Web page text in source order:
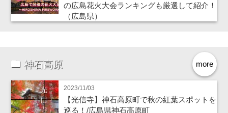
の広島花火大会ランキングも厳選して紹介！
（広島県）
more
神石高原
2023/11/03
【光信寺】神石高原町で秋の紅葉スポットを
巡る！/広島県神石高原町